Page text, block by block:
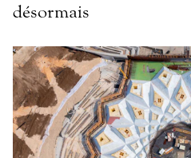
désormais